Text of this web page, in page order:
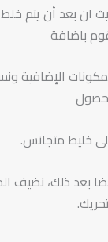
ان بعد أن يتم
باضافة
الإضافية
خليط متجانس.
بعد ذلك، نضيف